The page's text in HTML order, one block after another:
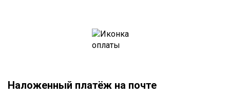
Наложенный платёж на почте